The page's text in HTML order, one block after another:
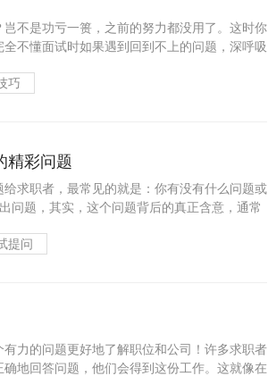
不是功亏一篑，之前的努力都没用了。这时你
不懂面试时如果遇到回到不上的问题，深呼吸
巧
精彩问题
求职者，最常见的就是：你有没有什么问题或
问题，其实，这个问题背后的真正含意，通常
提问
力的问题更好地了解职位和公司！许多求职者
地回答问题，他们会得到这份工作。这就像在